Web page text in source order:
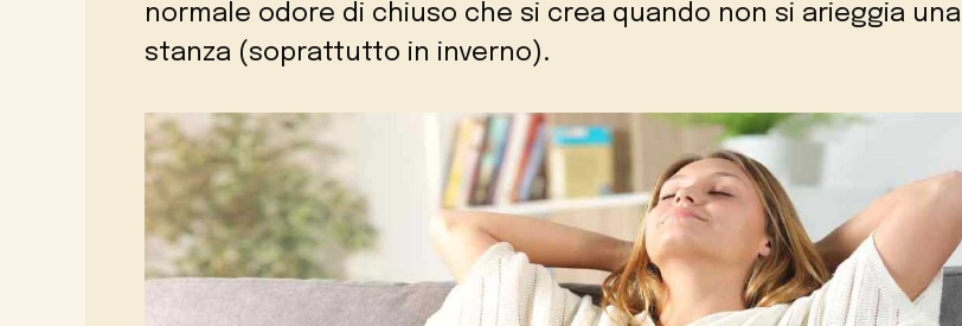
normale odore di chiuso che si crea quando non si arieggia una
stanza (soprattutto in inverno).